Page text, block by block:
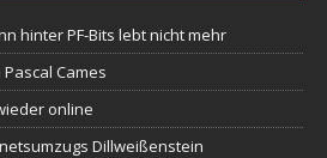
hinter PF-Bits lebt nicht mehr
Cames
online
Dillweißenstein